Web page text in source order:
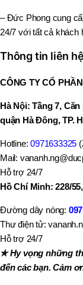
– Đức Phong cung
24/7 với tất cả khách
Thông tin liên hệ
CÔNG TY CỔ
Hà Nội: Tầng 7,
quận Hà Đông, TP.
Hotline:0971633325
Mail:
Hỗ trợ 24/7
Hồ Chí Minh: 228/
Đường dây nóng:
Thư điện tử:
Hỗ trợ 24/7
✯ Hy vọng những
đến các bạn. Cảm